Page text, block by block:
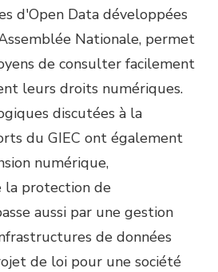
d'Open Data développées
Nationale, permet
de consulter facilement
leurs droits numériques.
discutées à la
du GIEC ont également
numérique,
la protection de
aussi par une gestion
de données
de loi pour une société